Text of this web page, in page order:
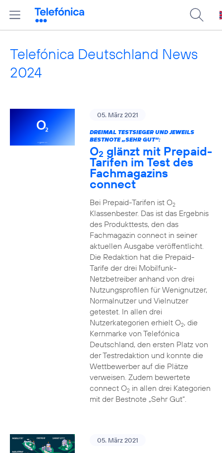
Telefónica Deutschland News
2024
05. März 2021
DREIMAL TESTSIEGER UND JEWEILS
BESTNOTE „SEHR GUT“:
O2 glänzt mit Prepaid-
Tarifen im Test des
Fachmagazins
connect
Bei Prepaid-Tarifen ist O2
Klassenbester. Das ist das Ergebnis
des Produkttests, den das
Fachmagazin connect in seiner
aktuellen Ausgabe veröffentlicht.
Die Redaktion hat die Prepaid-
Tarife der drei Mobilfunk-
Netzbetreiber anhand von drei
Nutzungsprofilen für Wenignutzer,
Normalnutzer und Vielnutzer
getestet. In allen drei
Nutzerkategorien erhielt O2, die
Kernmarke von Telefónica
Deutschland, den ersten Platz von
der Testredaktion und konnte die
Wettbewerber auf die Plätze
verweisen. Zudem bewertete
connect O2in allen drei Kategorien
mit der Bestnote „Sehr Gut“.
05. März 2021